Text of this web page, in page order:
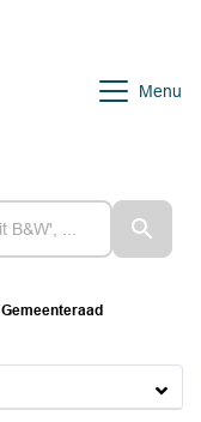
Menu
Gemeenteraad